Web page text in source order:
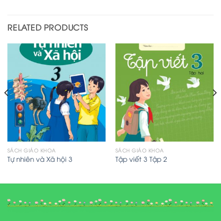
RELATED PRODUCTS
SÁCH GIÁO KHOA
Tự nhiên và Xã hội 3
SÁCH GIÁO KHOA
Tập viết 3 Tập 2